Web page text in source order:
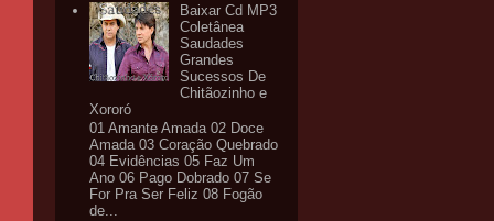
Baixar Cd MP3
Coletânea
Saudades
Grandes
Sucessos De
Chitãozinho e
Xororó
01 Amante Amada 02 Doce
Amada 03 Coração Quebrado
04 Evidências 05 Faz Um
Ano 06 Pago Dobrado 07 Se
For Pra Ser Feliz 08 Fogão
de...